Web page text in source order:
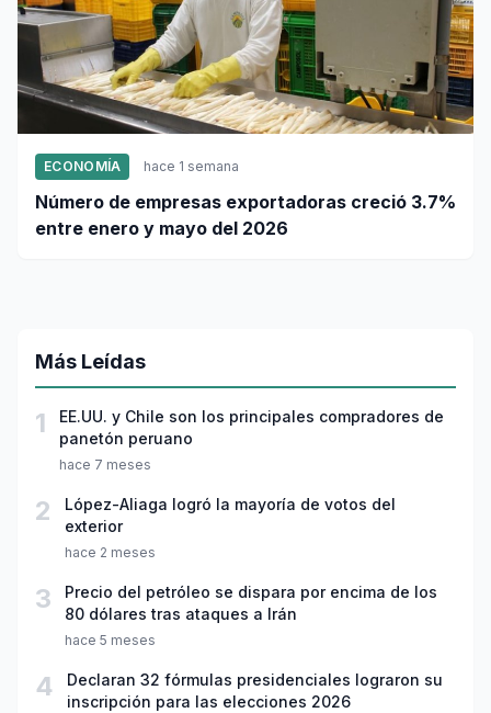
ECONOMÍA hace 1 semana
Número de empresas exportadoras creció 3.7%
entre enero y mayo del 2026
Más Leídas
1
EE.UU. y Chile son los principales compradores de
panetón peruano
hace 7 meses
2
López-Aliaga logró la mayoría de votos del
exterior
hace 2 meses
3
Precio del petróleo se dispara por encima de los
80 dólares tras ataques a Irán
hace 5 meses
4
Declaran 32 fórmulas presidenciales lograron su
inscripción para las elecciones 2026